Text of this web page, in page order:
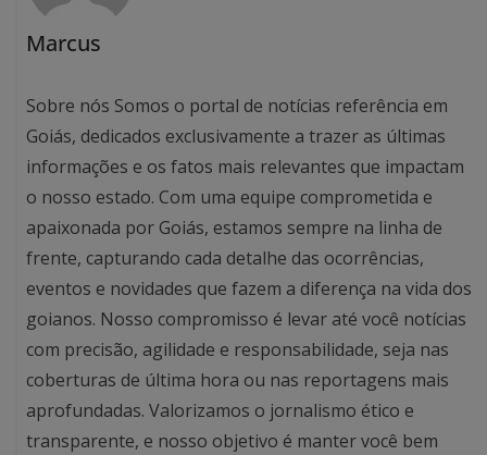
Marcus
Sobre nós Somos o portal de notícias referência em
Goiás, dedicados exclusivamente a trazer as últimas
informações e os fatos mais relevantes que impactam
o nosso estado. Com uma equipe comprometida e
apaixonada por Goiás, estamos sempre na linha de
frente, capturando cada detalhe das ocorrências,
eventos e novidades que fazem a diferença na vida dos
goianos. Nosso compromisso é levar até você notícias
com precisão, agilidade e responsabilidade, seja nas
coberturas de última hora ou nas reportagens mais
aprofundadas. Valorizamos o jornalismo ético e
transparente, e nosso objetivo é manter você bem